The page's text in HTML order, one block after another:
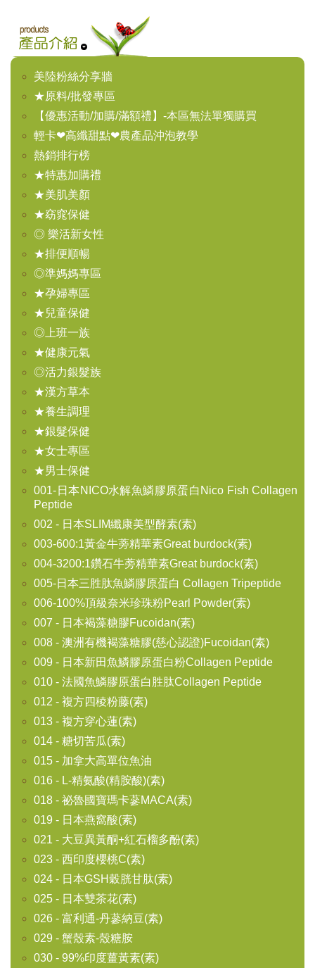
美陸粉絲分享牆
★原料/批發專區
【優惠活動/加購/滿額禮】-本區無法單獨購買
輕卡❤高纖甜點❤農產品沖泡教學
熱銷排行榜
★特惠加購禮
★美肌美顏
★窈窕保健
◎ 樂活新女性
★排便順暢
◎準媽媽專區
★孕婦專區
★兒童保健
◎上班一族
★健康元氣
◎活力銀髮族
★漢方草本
★養生調理
★銀髮保健
★女士專區
★男士保健
001-日本NICO水解魚鱗膠原蛋白Nico Fish Collagen
Peptide
002 - 日本SLIM纖康美型酵素(素)
003-600:1黃金牛蒡精華素Great burdock(素)
004-3200:1鑽石牛蒡精華素Great burdock(素)
005-日本三胜肽魚鱗膠原蛋白 Collagen Tripeptide
006-100%頂級奈米珍珠粉Pearl Powder(素)
007 - 日本褐藻糖膠Fucoidan(素)
008 - 澳洲有機褐藻糖膠(慈心認證)Fucoidan(素)
009 - 日本新田魚鱗膠原蛋白粉Collagen Peptide
010 - 法國魚鱗膠原蛋白胜肽Collagen Peptide
012 - 複方四稜粉藤(素)
013 - 複方穿心蓮(素)
014 - 糖切苦瓜(素)
015 - 加拿大高單位魚油
016 - L-精氨酸(精胺酸)(素)
018 - 祕魯國寶瑪卡蔘MACA(素)
019 - 日本燕窩酸(素)
021 - 大豆異黃酮+紅石榴多酚(素)
023 - 西印度櫻桃C(素)
024 - 日本GSH穀胱甘肽(素)
025 - 日本雙茶花(素)
026 - 富利通-丹蔘納豆(素)
029 - 蟹殼素-殼糖胺
030 - 99%印度薑黃素(素)